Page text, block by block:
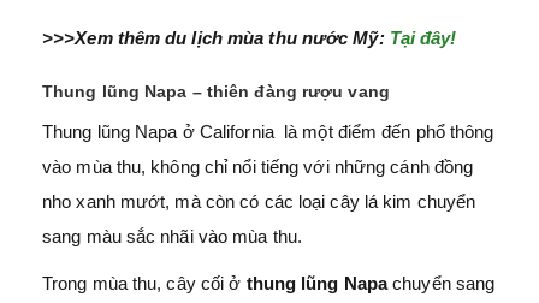
>>>Xem thêm du lịch mùa thu nước Mỹ: Tại đây!
Thung lũng Napa – thiên đàng rượu vang
Thung lũng Napa ở California là một điểm đến phổ thông
vào mùa thu, không chỉ nổi tiếng với những cánh đồng
nho xanh mướt, mà còn có các loại cây lá kim chuyển
sang màu sắc nhãi vào mùa thu.
Trong mùa thu, cây cối ở thung lũng Napa chuyển sang